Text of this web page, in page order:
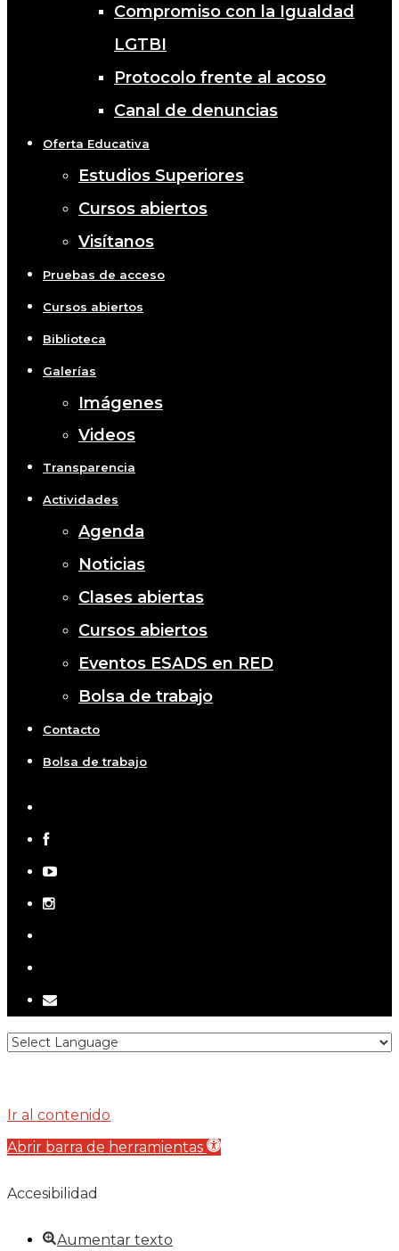
Compromiso con la Igualdad
LGTBI
Protocolo frente al acoso
Canal de denuncias
Oferta Educativa
Estudios Superiores
Cursos abiertos
Visítanos
Pruebas de acceso
Cursos abiertos
Biblioteca
Galerías
Imágenes
Videos
Transparencia
Actividades
Agenda
Noticias
Clases abiertas
Cursos abiertos
Eventos ESADS en RED
Bolsa de trabajo
Contacto
Bolsa de trabajo
twitter
facebook
youtube
instagram
email
Ir al contenido
Abrir barra de herramientas
Accesibilidad
Aumentar texto